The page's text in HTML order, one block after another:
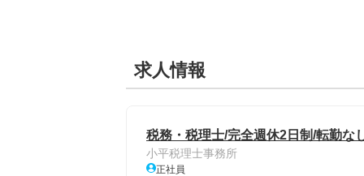
求人情報
税務・税理士/完全週休2日制/転勤な
小平税理士事務所
正社員